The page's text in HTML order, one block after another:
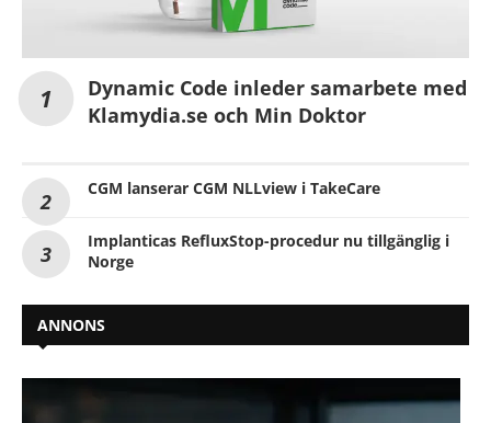
Dynamic Code inleder samarbete med
Klamydia.se och Min Doktor
CGM lanserar CGM NLLview i TakeCare
Implanticas RefluxStop-procedur nu tillgänglig i
Norge
ANNONS